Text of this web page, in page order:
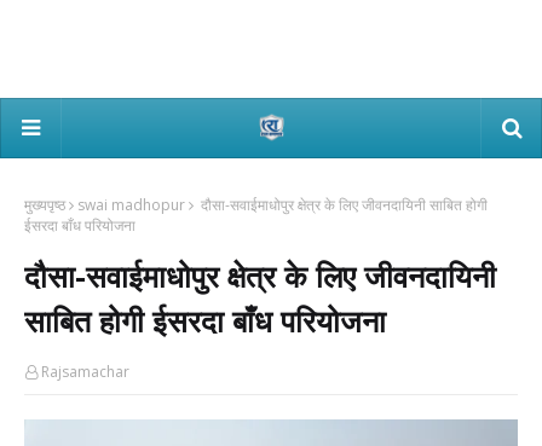
मुख्यपृष्ठ swai madhopur
दौसा-सवाईमाधोपुर क्षेत्र के लिए जीवनदायिनी साबित होगी
ईसरदा बाँध परियोजना
दौसा-सवाईमाधोपुर क्षेत्र के लिए जीवनदायिनी
साबित होगी ईसरदा बाँध परियोजना
Rajsamachar